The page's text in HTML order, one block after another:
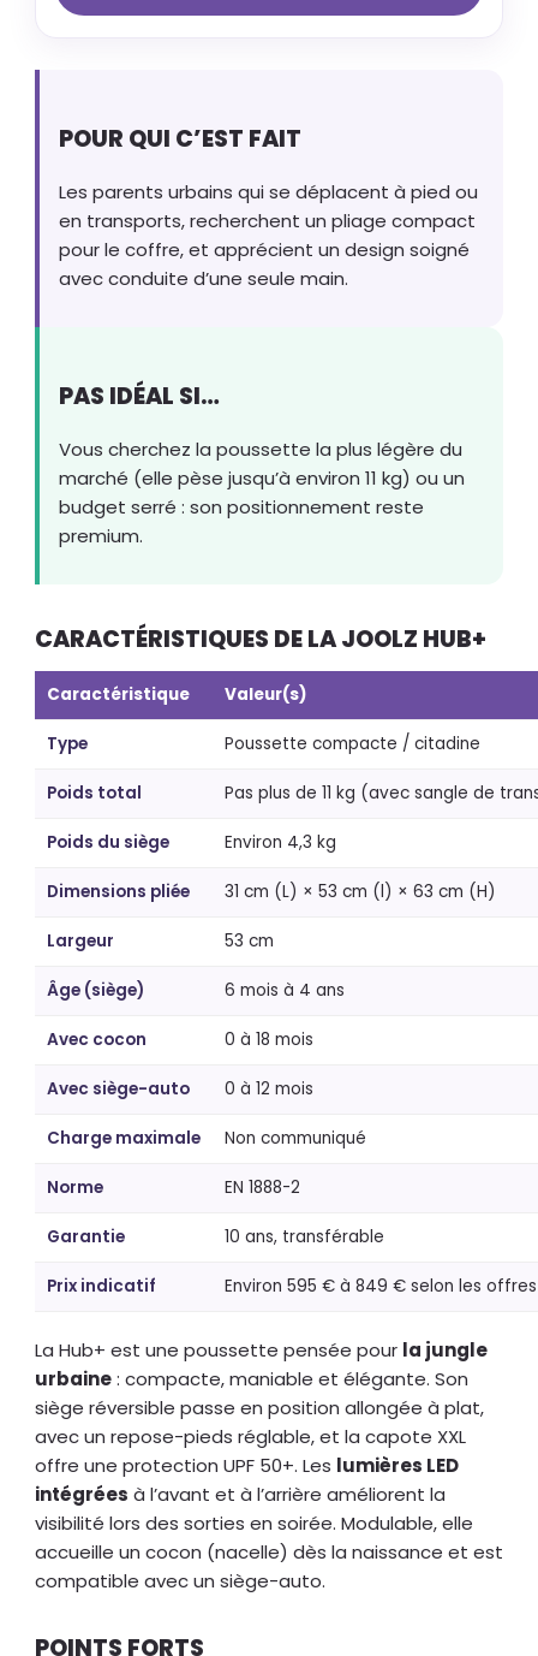
POUR QUI C’EST FAIT
Les parents urbains qui se déplacent à pied ou
en transports, recherchent un pliage compact
pour le coffre, et apprécient un design soigné
avec conduite d’une seule main.
PAS IDÉAL SI…
Vous cherchez la poussette la plus légère du
marché (elle pèse jusqu’à environ 11 kg) ou un
budget serré : son positionnement reste
premium.
CARACTÉRISTIQUES DE LA JOOLZ HUB+
Caractéristique Valeur(s)
Type Poussette compacte / citadine
Poids total Pas plus de 11 kg (avec sangle de
Poids du siège Environ 4,3 kg
Dimensions pliée 31 cm (L) × 53 cm (l) × 63 cm (H)
Largeur 53 cm
Âge (siège) 6 mois à 4 ans
Avec cocon 0 à 18 mois
Avec siège-auto 0 à 12 mois
Charge maximale Non communiqué
Norme EN 1888-2
Garantie 10 ans, transférable
Prix indicatif Environ 595 € à 849 € selon les offres
La Hub+ est une poussette pensée pour la jungle
urbaine: compacte, maniable et élégante. Son
siège réversible passe en position allongée à plat,
avec un repose-pieds réglable, et la capote XXL
offre une protection UPF 50+. Les lumières LED
intégrées à l’avant et à l’arrière améliorent la
visibilité lors des sorties en soirée. Modulable, elle
accueille un cocon (nacelle) dès la naissance et est
compatible avec un siège-auto.
POINTS FORTS